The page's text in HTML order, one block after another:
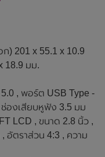
) 201 x 55.1 x 10.9
18.9 มม.
, พอร์ต USB Type -
ช่องเสียบหูฟัง 3.5 มม
LCD , ขนาด 2.8 นิ้ว ,
อัตราส่วน 4:3 , ความ